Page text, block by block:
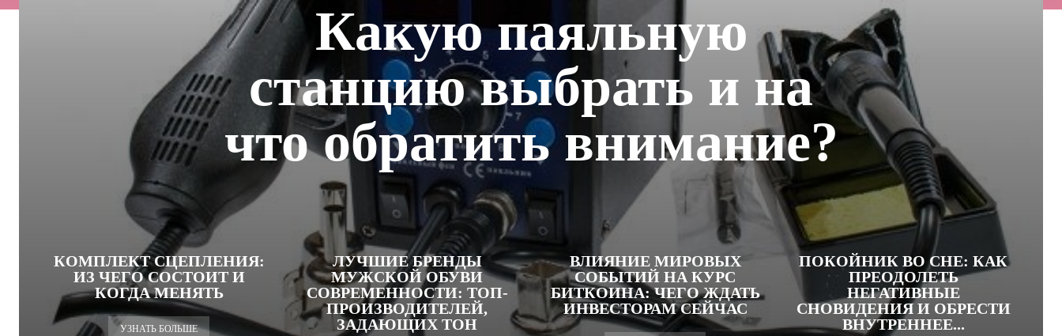
Какую паяльную
станцию выбрать и на
что обратить внимание?
КОМПЛЕКТ СЦЕПЛЕНИЯ:
ИЗ ЧЕГО СОСТОИТ И
КОГДА МЕНЯТЬ
УЗНАТЬ БОЛЬШЕ
ЛУЧШИЕ БРЕНДЫ
МУЖСКОЙ ОБУВИ
СОВРЕМЕННОСТИ: ТОП-
ПРОИЗВОДИТЕЛЕЙ,
ЗАДАЮЩИХ ТОН
ВЛИЯНИЕ МИРОВЫХ
СОБЫТИЙ НА КУРС
БИТКОИНА: ЧЕГО ЖДАТЬ
ИНВЕСТОРАМ СЕЙЧАС
ПОКОЙНИК ВО СНЕ: КАК
ПРЕОДОЛЕТЬ
НЕГАТИВНЫЕ
СНОВИДЕНИЯ И ОБРЕСТИ
ВНУТРЕННЕЕ...